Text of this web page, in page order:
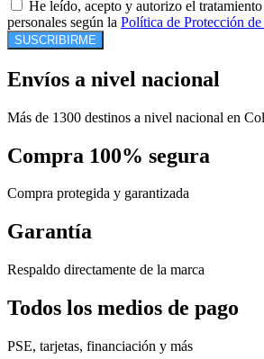
He leído, acepto y autorizo el
personales según la Política de Protección
SUSCRIBIRME
Envíos a nivel nacional
Más de 1300 destinos a nivel nacional en
Compra 100% segura
Compra protegida y garantizada
Garantía
Respaldo directamente de la marca
Todos los medios de pago
PSE, tarjetas, financiación y más